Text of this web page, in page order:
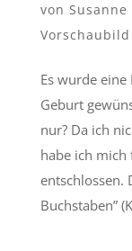
von Susanne
Vorschaubild
Es wurde
Geburt
nur? Da ich
habe ich
entschlossen.
Buchstaben”